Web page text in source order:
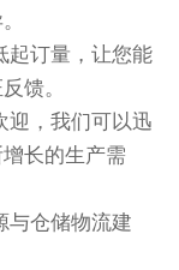
起订量，让您能
馈。
迎，我们可以迅
长的生产需
与仓储物流建